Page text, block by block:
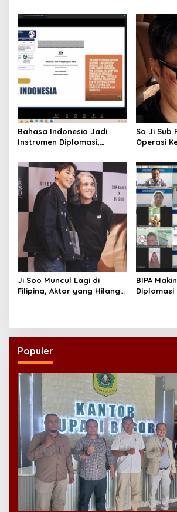
Dampak Perang Iran-Israel
Ditangkap
Bahasa Indonesia Jadi
Instrumen Diplomasi,
Budaya di Australia hingga
So Ji Sub
Operasi
Jadi
Ji Soo Muncul Lagi di
Filipina, Aktor yang Hilang
BIPA
Diplomasi
Populer